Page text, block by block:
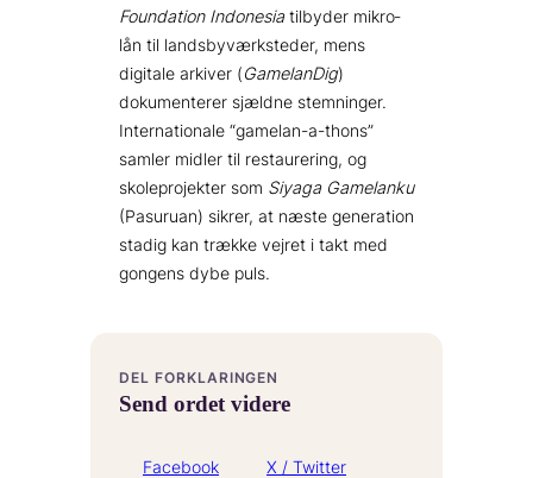
Foundation Indonesiatilbyder mikro­
lån til landsbyværksteder, mens
digitale arkiver (GamelanDig)
dokumenterer sjældne stemninger.
Internationale “gamelan-a-thons”
samler midler til restaurering, og
skoleprojekter som Siyaga Gamelanku
(Pasuruan) sikrer, at næste generation
stadig kan trække vejret i takt med
gongens dybe puls.
DEL FORKLARINGEN
Send ordet videre
Facebook X / Twitter